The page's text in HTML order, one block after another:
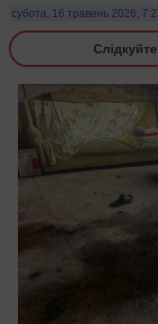
субота, 16 травень 2026,